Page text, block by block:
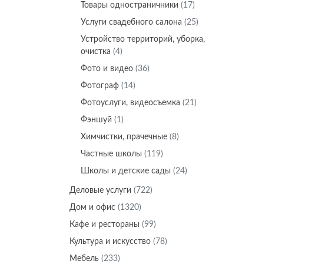
Товары одностраничники (17)
Услуги свадебного салона (25)
Устройство территорий, уборка,
очистка (4)
Фото и видео (36)
Фотограф (14)
Фотоуслуги, видеосъемка (21)
Фэншуй (1)
Химчистки, прачечные (8)
Частные школы (119)
Школы и детские сады (24)
Деловые услуги (722)
Дом и офис (1320)
Кафе и рестораны (99)
Культура и искусство (78)
Мебель (233)